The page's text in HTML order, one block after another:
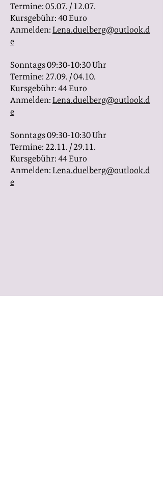
Termine: 05.07. / 12.07.
Kursgebühr: 40 Euro
Anmelden: Lena.duelberg@outlook.d
e
Sonntags 09:30-10:30 Uhr
Termine: 27.09. / 04.10.
Kursgebühr: 44 Euro
Anmelden: Lena.duelberg@outlook.d
e
Sonntags 09:30-10:30 Uhr
Termine: 22.11. / 29.11.
Kursgebühr: 44 Euro
Anmelden: Lena.duelberg@outlook.d
e